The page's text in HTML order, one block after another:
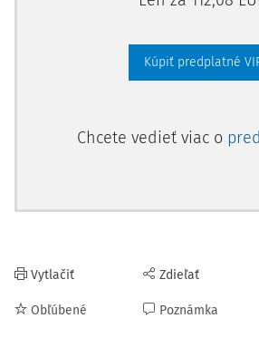
Kúpiť predplatné
Chcete vedieť viac o
Vytlačiť
Obľúbené
Zdieľať
Poznámka